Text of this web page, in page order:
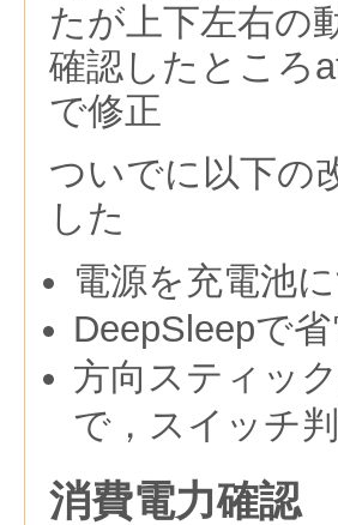
たが上下左右の
確認したところ
で修正
ついでに以下の
した
電源を充電池
DeepSleepで
方向スティッ
で，スイッチ
消費電力確認